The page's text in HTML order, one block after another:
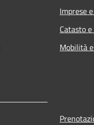
Imprese
Catasto
Mobilità